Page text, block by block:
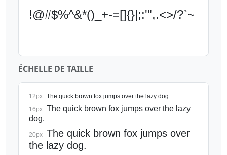
!@#$%^&*()_+-=[]{}|;:'",.<>/?`~
ÉCHELLE DE TAILLE
12px The quick brown fox jumps over the lazy dog.
16px The quick brown fox jumps over the lazy
dog.
20px The quick brown fox jumps over
the lazy dog.